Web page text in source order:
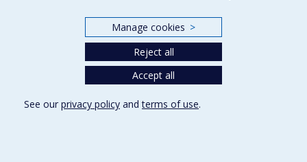
Nos départements et écoles
Manage cookies >
Reject all
Accept all
See our privacy policy andterms of use.